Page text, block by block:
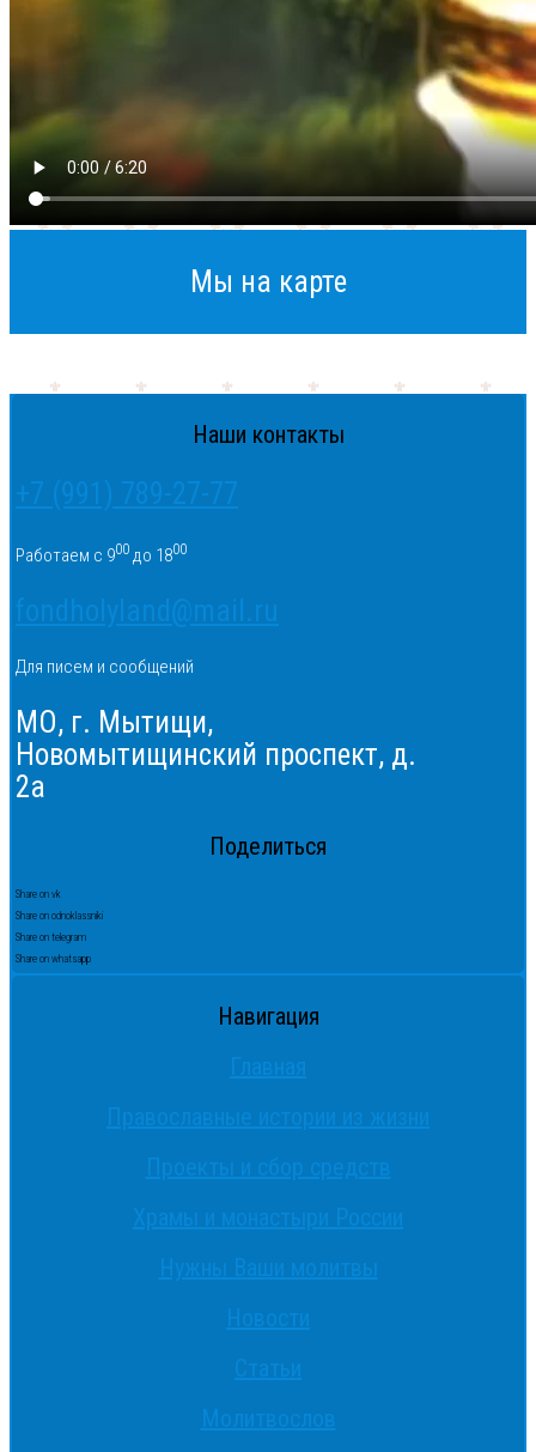
Мы на карте
Наши контакты
+7 (991) 789-27-77
Работаем с 900 до 1800
fondholyland@mail.ru
Для писем и сообщений
МО, г. Мытищи,
Новомытищинский проспект, д.
2а
Поделиться
Share on vk
Share on odnoklassniki
Share on telegram
Share on whatsapp
Навигация
Главная
Православные истории из жизни
Проекты и сбор средств
Храмы и монастыри России
Нужны Ваши молитвы
Новости
Статьи
Молитвослов